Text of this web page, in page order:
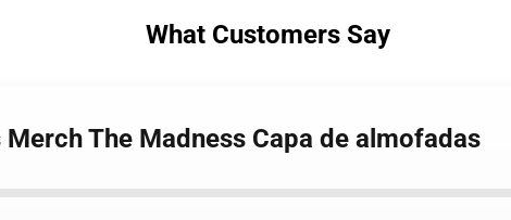
What Customers Say
The Madness Capa de almofadas